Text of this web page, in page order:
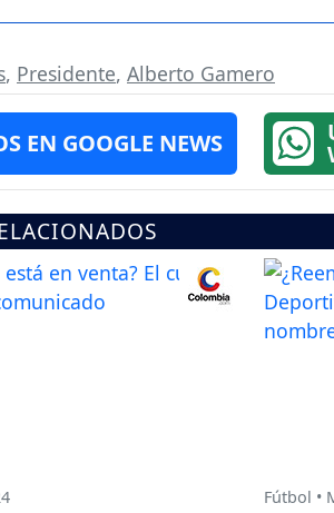
, Presidente, Alberto Gamero
EN GOOGLE NEWS
Fútbol •